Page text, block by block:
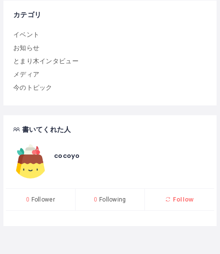
カテゴリ
イベント
お知らせ
とまり木インタビュー
メディア
今のトピック
書いてくれた人
cocoyo
0 Follower 0 Following Follow